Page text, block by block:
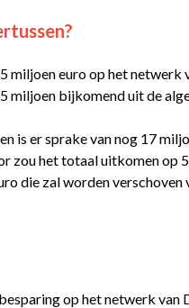
miljoen euro op het
miljoen bijkomend uit de
is er sprake van nog 17
zou het totaal uitkomen
die zal worden
op het netwerk van